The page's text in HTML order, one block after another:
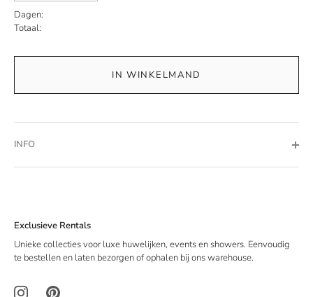
Dagen:
Totaal:
IN WINKELMAND
INFO
Exclusieve Rentals
Unieke collecties voor luxe huwelijken, events en showers. Eenvoudig
te bestellen en laten bezorgen of ophalen bij ons warehouse.